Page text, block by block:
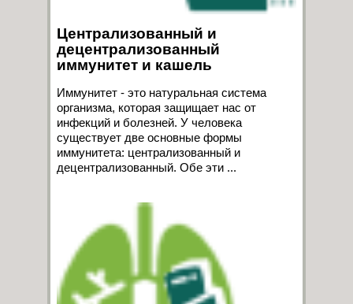
Централизованный и
децентрализованный
иммунитет и кашель
Иммунитет - это натуральная система
организма, которая защищает нас от
инфекций и болезней. У человека
существует две основные формы
иммунитета: централизованный и
децентрализованный. Обе эти ...